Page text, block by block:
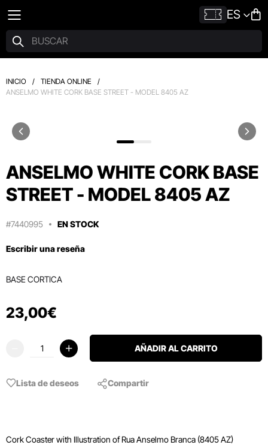
ES
INICIO / TIENDA ONLINE
/
ANSELMO WHITE CORK BASE STREET - MODEL 8405 AZ
ANSELMO WHITE CORK BASE
STREET - MODEL 8405 AZ
#7440995 EN STOCK
Escribir una reseña
BASE CORTICA
23,00€
AÑADIR AL CARRITO
Lista de deseos Compartir
Cork Coaster with Illustration of Rua Anselmo Branca (8405 AZ)